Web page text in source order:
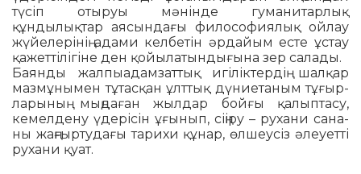
түсіп отыруы мәнінде гуманитарлық
құндылықтар аясындағы фи­ло­софиялық ойлау
жүйелерінің ада­ми келбетін әрдайым есте ұстау
қа­жеттілігіне ден қойылатын­ды­ғына зер салады.
Баянды жалпыадамзаттық игі­ліктердің шалқар
мазмұнымен тұ­тасқан ұлттық дүниетаным тұ­ғыр­
ларының мыңдаған жылдар бой­ғы қалыптасу,
кемелдену үдері­сін ұғынып, сіңіру – рухани сана­
ны жаңғыртудағы тарихи құнар, өл­шеусіз әлеуетті
рухани қуат.